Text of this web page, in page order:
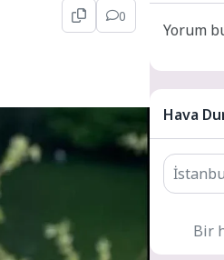
0
Yorum
Hava
Bir